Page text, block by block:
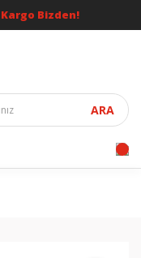
Kargo Bizden!
ARA